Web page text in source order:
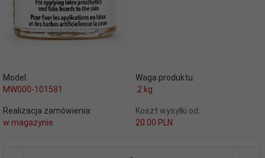
Model:
MW000-101581
Waga produktu:
.2 kg
Realizacja zamówienia:
w magazynie
Koszt wysyłki od:
20.00 PLN